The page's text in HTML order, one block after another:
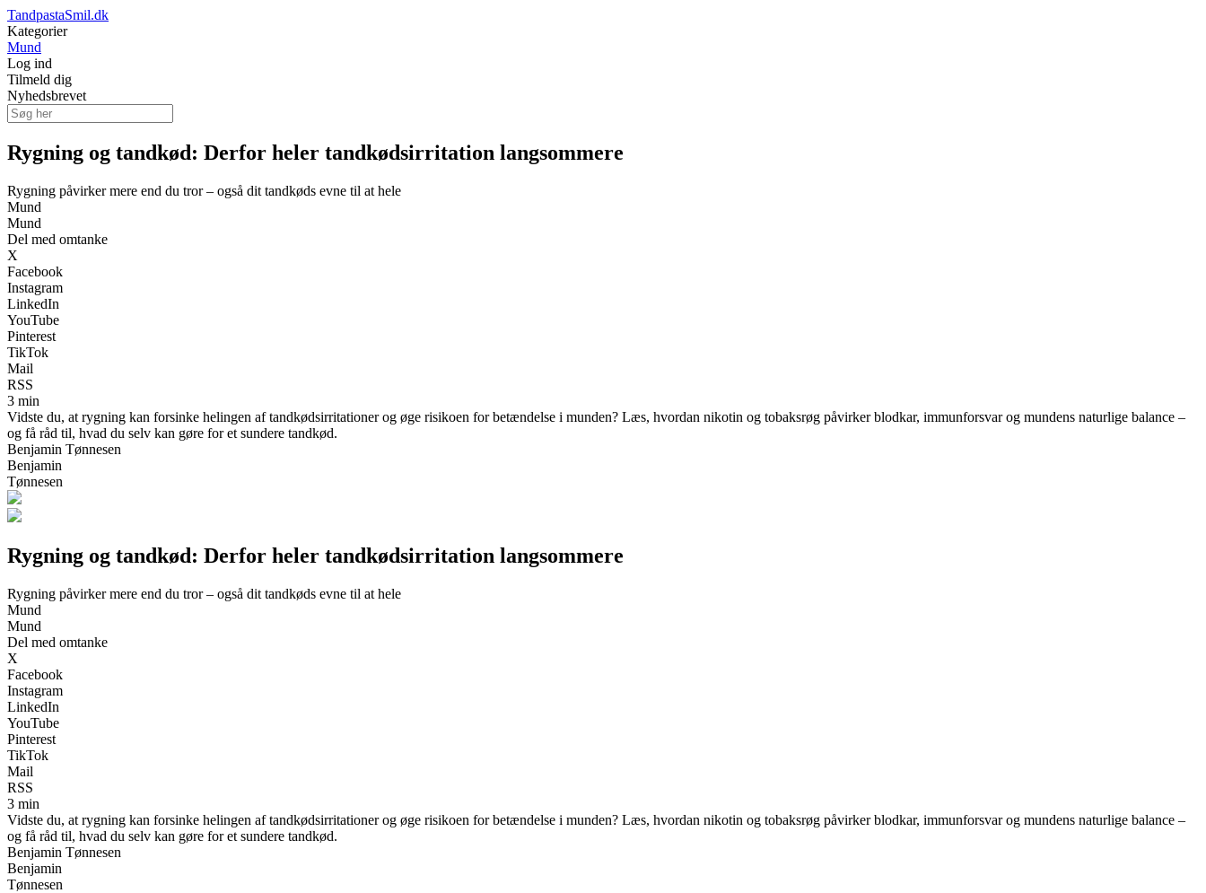
TandpastaSmil.dk
Kategorier
Mund
Log ind
Tilmeld dig
Nyhedsbrevet
Rygning og tandkød: Derfor heler tandkødsirritation langsommere
Rygning påvirker mere end du tror – også dit tandkøds evne til at hele
Mund
Mund
Del med omtanke
X
Facebook
Instagram
LinkedIn
YouTube
Pinterest
TikTok
Mail
RSS
3 min
Vidste du, at rygning kan forsinke helingen af tandkødsirritationer og øge risikoen for betændelse i munden? Læs, hvordan nikotin og tobaksrøg påvirker blodkar, immunforsvar og mundens naturlige balance –
og få råd til, hvad du selv kan gøre for et sundere tandkød.
Benjamin Tønnesen
Benjamin
Tønnesen
Rygning og tandkød: Derfor heler tandkødsirritation langsommere
Rygning påvirker mere end du tror – også dit tandkøds evne til at hele
Mund
Mund
Del med omtanke
X
Facebook
Instagram
LinkedIn
YouTube
Pinterest
TikTok
Mail
RSS
3 min
Vidste du, at rygning kan forsinke helingen af tandkødsirritationer og øge risikoen for betændelse i munden? Læs, hvordan nikotin og tobaksrøg påvirker blodkar, immunforsvar og mundens naturlige balance –
og få råd til, hvad du selv kan gøre for et sundere tandkød.
Benjamin Tønnesen
Benjamin
Tønnesen